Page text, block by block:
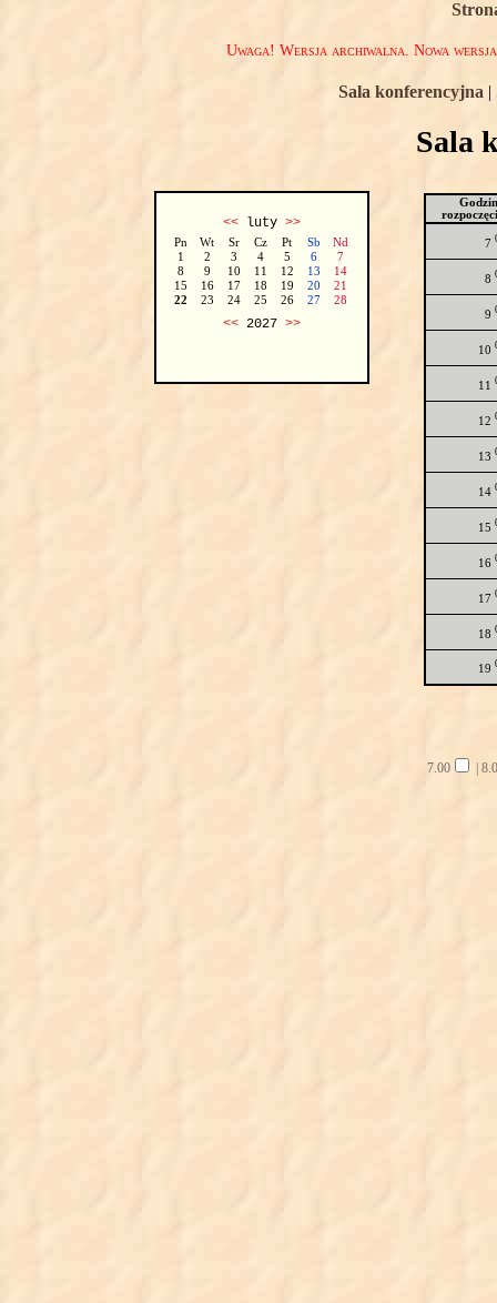
Uwaga! Wersja archiwalna. Nowa
Sala konferencyjna |
Sala
<<luty >>
Pn Wt Sr Cz Pt Sb
Nd
1
2 3 4 5 6
7
8
9 10 11 12 13
14
15
16 17 18 19 20
21
22
23 24 25 26 27 28
<<2027 >>
7
8
9
10
11
12
13
14
15
16
17
18
19
7.00